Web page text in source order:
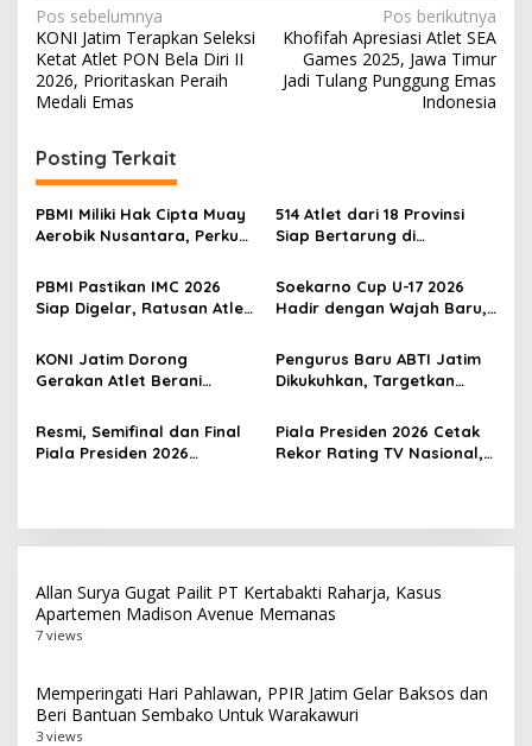
N
a
v
i
g
a
s
i
p
o
s
Pos sebelumnya
KONI Jatim Terapkan Seleksi
Ketat Atlet PON Bela Diri II
2026, Prioritaskan Peraih
Medali Emas
Pos berikutnya
Khofifah Apresiasi Atlet SEA
Games 2025, Jawa Timur
Jadi Tulang Punggung Emas
Indonesia
Posting Terkait
PBMI Miliki Hak Cipta Muay
Aerobik Nusantara, Perkuat
Indonesia
514 Atlet dari 18 Provinsi
Siap Bertarung di
Championship 2026 di
Bekasi
PBMI Pastikan IMC 2026
Siap Digelar, Ratusan Atlet
di Bekasi
Soekarno Cup U-17 2026
Hadir dengan Wajah Baru,
Penghargaan Man of the
Match
KONI Jatim Dorong
Gerakan Atlet Berani
Tekanan Mental Atlet Laki-
Laki
Pengurus Baru ABTI Jatim
Dikukuhkan, Targetkan
Barometer Bola Tangan
Indonesia
Resmi, Semifinal dan Final
Piala Presiden 2026
Piala Presiden 2026 Cetak
Rekor Rating TV Nasional,
Allan Surya Gugat Pailit PT Kertabakti Raharja, Kasus
Apartemen Madison Avenue Memanas
7 views
Memperingati Hari Pahlawan, PPIR Jatim Gelar Baksos dan
Beri Bantuan Sembako Untuk Warakawuri
3 views